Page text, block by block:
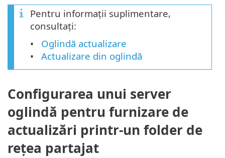
Pentru informații suplimentare,
consultați:
Oglindă actualizare
Actualizare din oglindă
Configurarea unui server
oglindă pentru furnizare de
actualizări printr-un folder de
rețea partajat